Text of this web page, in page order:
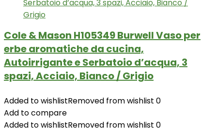
Cole & Mason H105349 Burwell Vaso per
erbe aromatiche da cucina,
Autoirrigante e Serbatoio d’acqua, 3
spazi, Acciaio, Bianco / Grigio
Added to wishlistRemoved from wishlist 0
Add to compare
Added to wishlistRemoved from wishlist 0